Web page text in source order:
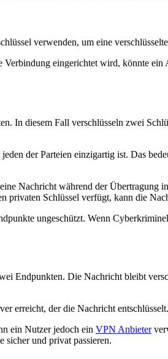
verwenden, um eine
eingerichtet wird, könnte
In diesem Fall verschlüsseln zwei
der Parteien einzigartig ist. Das
Nachricht während der Übertragung
privaten Schlüssel verfügt, kann die
ungeschützt. Wenn
Endpunkten. Die Nachricht bleibt
erreicht, der die Nachricht entschlüsselt.
ein Nutzer jedoch ein VPN Anbieter
sicher und privat passieren.